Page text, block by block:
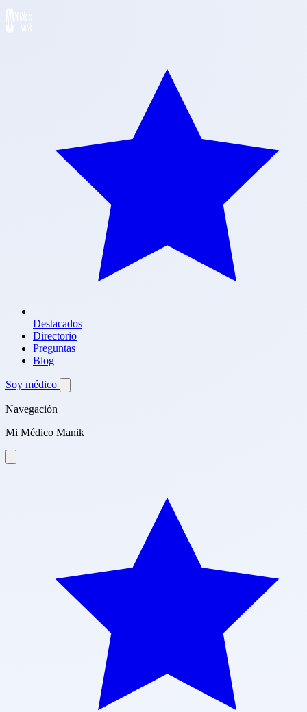
Destacados
Directorio
Preguntas
Blog
Soy médico
Navegación
Mi Médico Manik